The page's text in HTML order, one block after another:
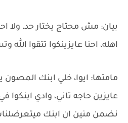
بيان: مش محتاج يختار حد، ولا
اهله، احنا عايزينكوا تتقوا الله
مامتها: ايوا، خلي ابنك
عايزين حاجه تاني، وادي ابنكوا
نضمن منين ان ابنك